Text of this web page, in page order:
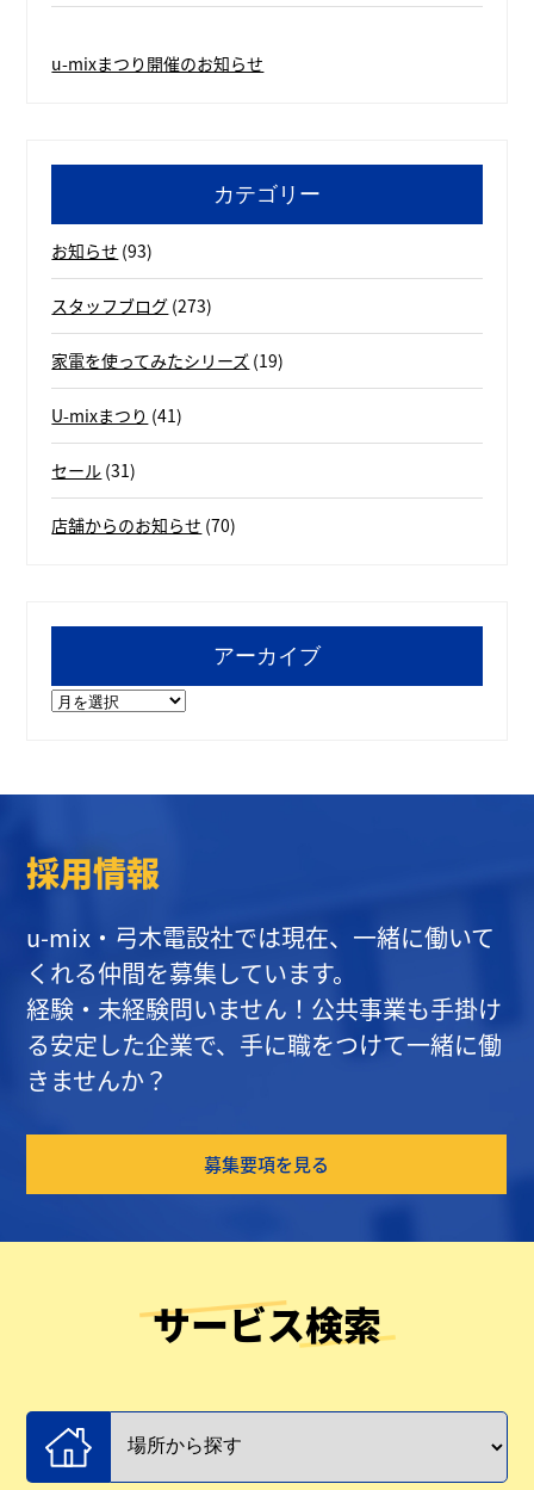
u-mixまつり開催のお知らせ
カテゴリー
お知らせ (93)
スタッフブログ (273)
家電を使ってみたシリーズ (19)
U-mixまつり (41)
セール (31)
店舗からのお知らせ (70)
アーカイブ
ア
採用情報
u-mix・弓木電設社では現在、一緒に働いて
くれる仲間を募集しています。
経験・未経験問いません！公共事業も手掛け
る安定した企業で、手に職をつけて一緒に働
きませんか？
募集要項を見る
サービス検索